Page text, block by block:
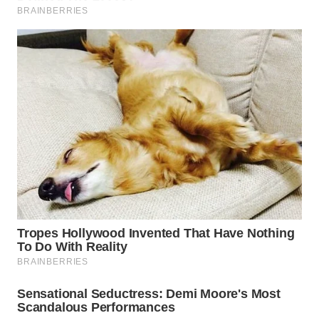
NATUNA
BINTAN
WN
MANDALIKA
WN
LIKUPANG
WN
LABUANBAJO
BORNEO